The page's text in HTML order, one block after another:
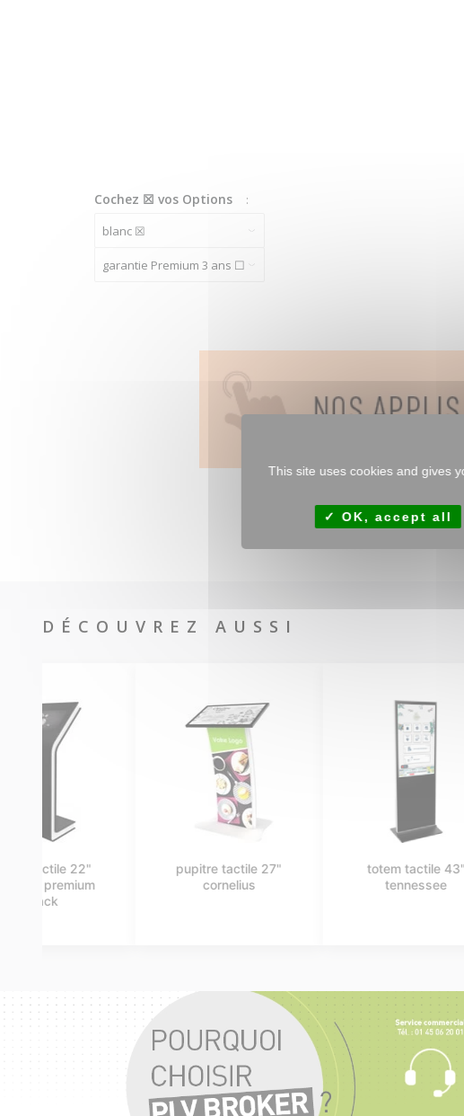
Cochez ☒ vos Options :
DÉCOUVREZ AUSSI
totem tactile 55"
borne tactile 22"
This site uses cookies and gives
OK, accept all